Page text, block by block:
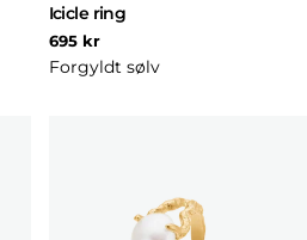
Icicle ring
Normal
pris
695 kr
Forgyldt sølv